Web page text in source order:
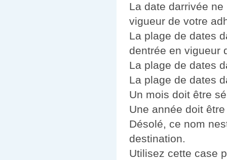
La date darrivée
vigueur de votre
La plage de dates
dentrée en vigueur
La plage de dates
La plage de dates
Un mois doit être
Une année doit
Désolé, ce nom
destination.
Utilisez cette case